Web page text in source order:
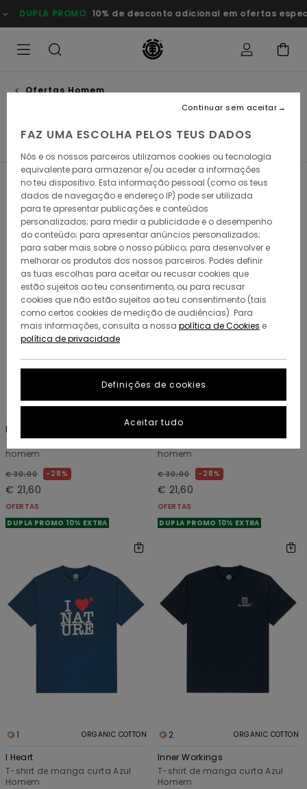
para
a
produtos
10% de desconto adicional em ofertas especiais Poupa
Ofertas Homem
Filtrar e Ordenar 113Resultados
Avançar
para
procurar
critérios
filtragem
Avançar
para
ordenar
12 ORGANIC COTTON
Icon Label Pocket
T-shirt de manga curta Azul
homem
€ 30,00 28%
€ 21,60
OFERTAS
DUPLA PROMO 10% EXTRA
5 ORGANIC COTTON
Seal Bp
homem
€ 30,00 28%
€ 21,60
OFERTAS
DUPLA PROMO 10% EXTRA
1 ORGANIC COTTON
I Heart
T-shirt de manga curta Azul
Homem
2 ORGANIC COTTON
Inner Workings
T-shirt de manga curta Azul
Homem
FAZ UMA ESCOLHA PELOS TEUS DADOS
Nós e os nossos parceiros utilizamos cookies ou tecnologia
equivalente para armazenar e/ou aceder a informações
no teu dispositivo. Esta informação pessoal (como os teus
dados de navegação e endereço IP) pode ser utilizada
para te apresentar publicações e conteúdos
personalizados; para medir a publicidade e o desempenho
do conteúdo; para apresentar anúncios personalizados;
para saber mais sobre o nosso público; para desenvolver e
melhorar os produtos dos nossos parceiros. Podes definir
as tuas escolhas para aceitar ou recusar cookies que
estão sujeitos ao teu consentimento, ou para recusar
cookies que não estão sujeitos ao teu consentimento (tais
como certos cookies de medição de audiências). Para
mais informações, consulta a nossa política de Cookies e
política de privacidade
Definições de cookies
Continuar sem aceitar
Aceitar tudo